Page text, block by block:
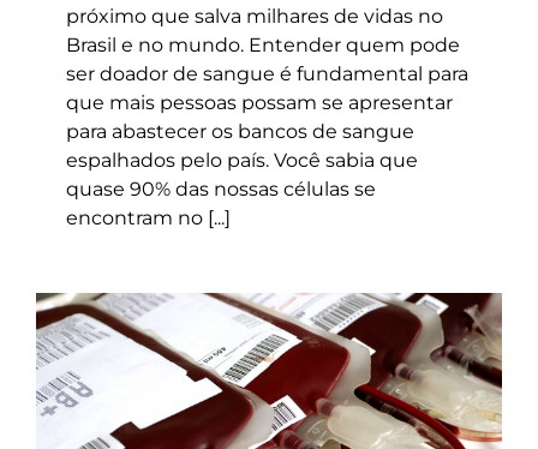
próximo que salva milhares de vidas no
Brasil e no mundo. Entender quem pode
ser doador de sangue é fundamental para
que mais pessoas possam se apresentar
para abastecer os bancos de sangue
espalhados pelo país. Você sabia que
quase 90% das nossas células se
encontram no [...]